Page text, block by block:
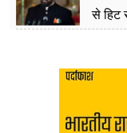
से हिट